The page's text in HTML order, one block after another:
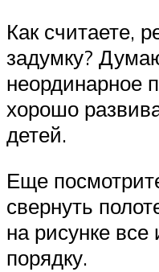
Как считаете,
задумку?
неординарное
хорошо
детей.
Еще
свернуть
на рисунке
порядку.